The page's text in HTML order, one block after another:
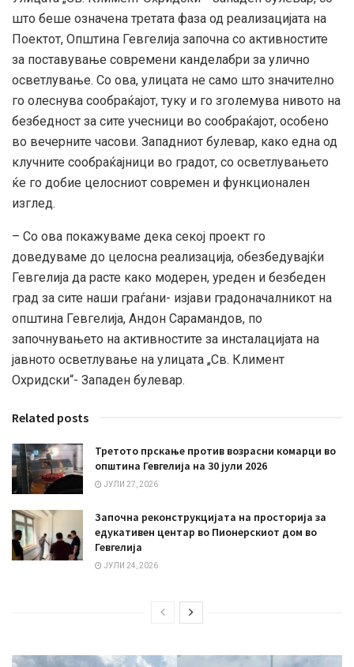
што беше означена третата фаза од реализацијата на
Поектот, Општина Гевгелија започна со активностите
за поставување современи канделабри за улично
осветлување. Со ова, улицата не само што значително
го олеснува сообраќајот, туку и го зголемува нивото на
безбедност за сите учесници во сообраќајот, особено
во вечерните часови. Западниот булевар, како една од
клучните сообраќајници во градот, со осветлувањето
ќе го добие целосниот современ и функционален
изглед.
– Со ова покажуваме дека секој проект го
доведуваме до целосна реализација, обезбедувајќи
Гевгелија да расте како модерен, уреден и безбеден
град за сите наши граѓани- изјави градоначалникот на
општина Гевгелија, Андон Сарамандов, по
започнувањето на активностите за инсталацијата на
јавното осветлување на улицата „Св. Климент
Охридски“- Западен булевар.
Related posts
Третото прскање против возрасни комарци во
општина Гевгелија на 30 јули 2026
ЈУЛИ 27, 2026
Започна реконструкцијата на просторија за
едукативен центар во Пионерскиот дом во
Гевгелија
ЈУЛИ 24, 2026